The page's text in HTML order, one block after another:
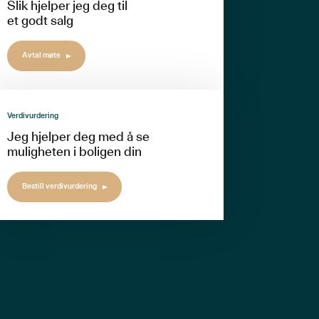
Slik hjelper jeg deg til
et godt salg
Avtal møte
Verdivurdering
Jeg hjelper deg med å se
muligheten i boligen din
Bestill verdivurdering